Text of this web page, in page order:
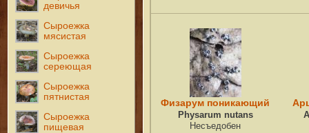
девичья
Сыроежка
мясистая
Сыроежка
сереющая
Сыроежка
пятнистая
Сыроежка
пищевая
Физарум поникающий
Physarum nutans
Несъедобен